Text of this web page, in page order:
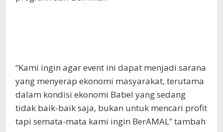
“Kami ingin agar event ini dapat menjadi sarana
yang menyerap ekonomi masyarakat, terutama
dalam kondisi ekonomi Babel yang sedang
tidak baik-baik saja, bukan untuk mencari profit
tapi semata-mata kami ingin BerAMAL” tambah